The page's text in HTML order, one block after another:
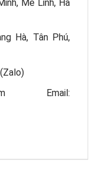
Mê Linh, Hà
Hà, Tân Phú,
Email: